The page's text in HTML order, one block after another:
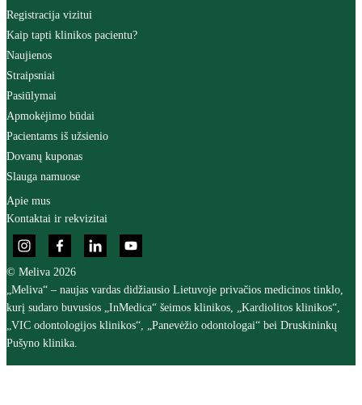
Registracija vizitui
Kaip tapti klinikos pacientu?
Naujienos
Straipsniai
Pasiūlymai
Apmokėjimo būdai
Pacientams iš užsienio
Dovanų kuponas
Slauga namuose
Apie mus
Kontaktai ir rekvizitai
© Meliva 2026
„Meliva“ – naujas vardas didžiausio Lietuvoje privačios medicinos tinklo,
kurį sudaro buvusios „InMedica“ šeimos klinikos, „Kardiolitos klinikos“,
„VIC odontologijos klinikos“, „Panevėžio odontologai“ bei Druskininkų
Pušyno klinika.